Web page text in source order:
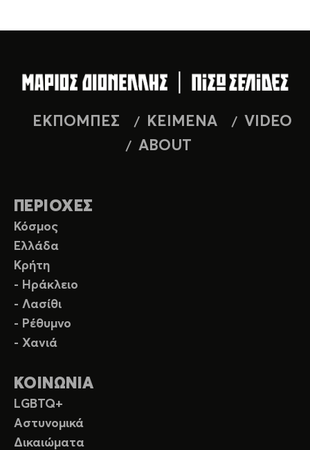
ΕΚΠΟΜΠΕΣ ΚΕΙΜΕΝΑ
VIDEO
ABOUT
ΠΕΡΙΟΧΕΣ
Κόσμος
Ελλάδα
Κρήτη
- Ηράκλειο
- Λασίθι
- Ρέθυμνο
- Χανιά
ΚΟΙΝΩΝΙΑ
LGBTQ+
Αστυνομικά
Δικαιώματα